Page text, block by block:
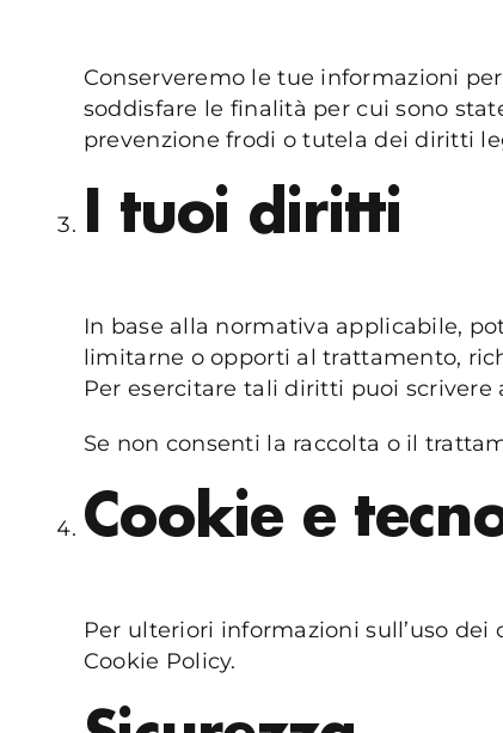
Conserveremo le tue informazioni
soddisfare le finalità per cui sono
prevenzione frodi o tutela dei diritti
I tuoi diritti
In base alla normativa applicabile,
limitarne o opporti al trattamento,
Per esercitare tali diritti puoi scrivere
Se non consenti la raccolta o il
Cookie e
Per ulteriori informazioni sull’uso
Cookie Policy.